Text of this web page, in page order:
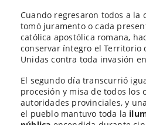
Cuando regresaron todos a la
tomó juramento o cada
católica apostólica romana,
conservar íntegro el Territorio
Unidas contra toda invasión
El segundo día transcurrió
procesión y misa de todos los
autoridades provinciales, y
el pueblo mantuvo toda la